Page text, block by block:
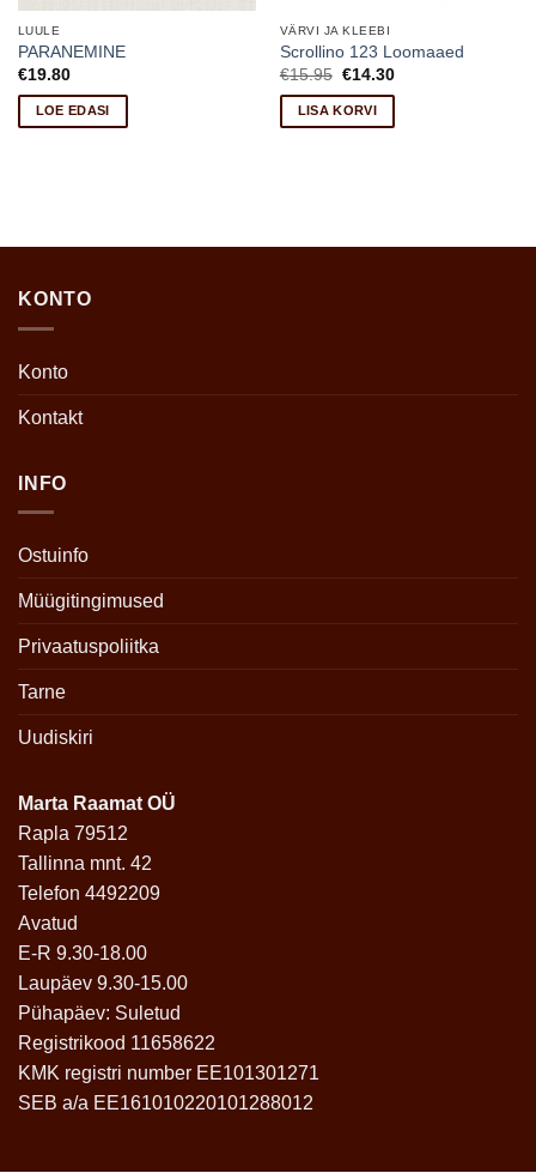
LUULE
PARANEMINE
€19.80
LOE EDASI
VÄRVI JA KLEEBI
Scrollino 123 Loomaaed
€15.95 Algne
oli:
€15.95.
€14.30Current
LISA KORVI
KONTO
Konto
Kontakt
INFO
Ostuinfo
Müügitingimused
Privaatuspoliitka
Tarne
Uudiskiri
Marta Raamat OÜ
Rapla 79512
Tallinna mnt. 42
Telefon 4492209
Avatud
E-R 9.30-18.00
Laupäev 9.30-15.00
Pühapäev: Suletud
Registrikood 11658622
KMK registri number EE101301271
SEB a/a EE161010220101288012